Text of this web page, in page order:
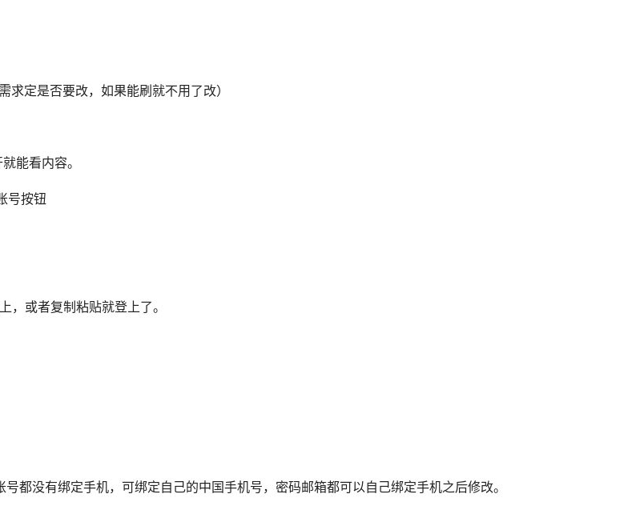
定是否要改，如果能刷就不用了改）
能看内容。
号按钮
，或者复制粘贴就登上了。
都没有绑定手机，可绑定自己的中国手机号，密码邮箱都可以自己绑定手机之后修改。